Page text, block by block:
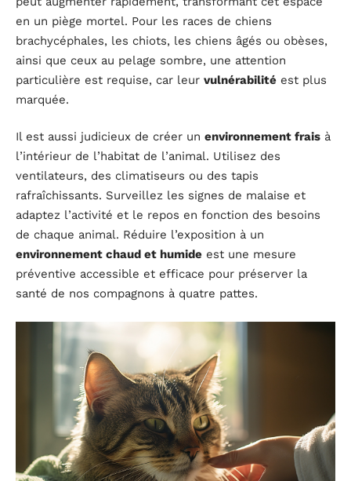
en un piège mortel. Pour les races de chiens
brachycéphales, les chiots, les chiens âgés ou obèses,
ainsi que ceux au pelage sombre, une attention
particulière est requise, car leur vulnérabilité est plus
marquée.
Il est aussi judicieux de créer un environnement frais à
l’intérieur de l’habitat de l’animal. Utilisez des
ventilateurs, des climatiseurs ou des tapis
rafraîchissants. Surveillez les signes de malaise et
adaptez l’activité et le repos en fonction des besoins
de chaque animal. Réduire l’exposition à un
environnement chaud et humide est une mesure
préventive accessible et efficace pour préserver la
santé de nos compagnons à quatre pattes.